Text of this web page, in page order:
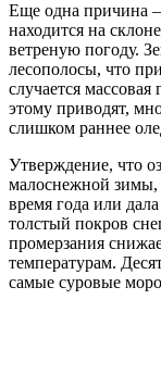
Еще одна причина
находится на
ветреную погоду.
лесополосы, что
случается
этому приводят,
слишком раннее
Утверждение, что
малоснежной
время года или
толстый покров
промерзания
температурам.
самые суровые